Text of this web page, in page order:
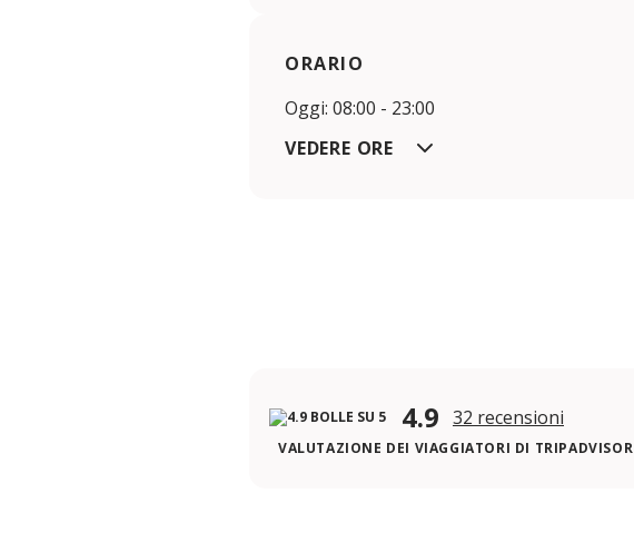
ORARIO
Oggi: 08:00 - 23:00
VEDERE ORE
4.9 32 recensioni
VALUTAZIONE DEI VIAGGIATORI DI TRIPADVISOR